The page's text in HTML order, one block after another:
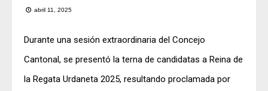
abril 11, 2025
Durante una sesión extraordinaria del Concejo
Cantonal, se presentó la terna de candidatas a Reina de
la Regata Urdaneta 2025, resultando proclamada por